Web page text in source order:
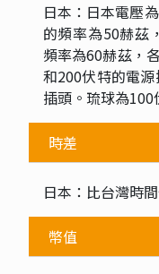
日本：日本電壓
的頻率為50赫茲
頻率為60赫茲，
和200伏特的電
插頭。琉球為100
時差
日本：比台灣時
幣值